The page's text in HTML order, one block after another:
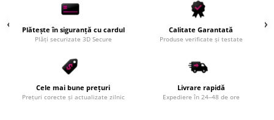
Plătește în siguranță cu cardul
Plăți securizate 3D Secure
Calitate Garantată
Produse verificate și testate
Cele mai bune prețuri
Prețuri corecte și actualizate zilnic
Livrare rapidă
Expediere în 24–48 de ore